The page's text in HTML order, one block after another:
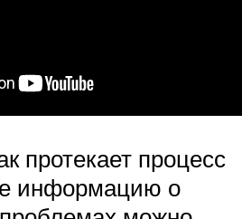
протекает процесс
информацию о